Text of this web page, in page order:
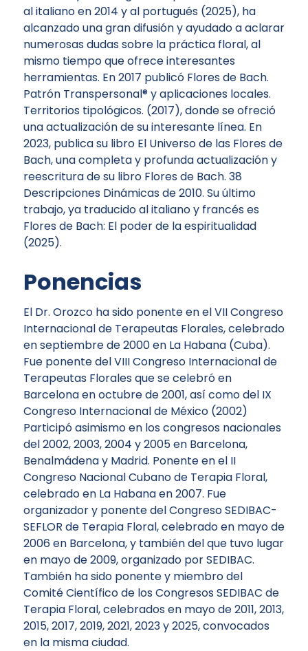
al italiano en 2014 y al portugués (2025), ha
alcanzado una gran difusión y ayudado a aclarar
numerosas dudas sobre la práctica floral, al
mismo tiempo que ofrece interesantes
herramientas. En 2017 publicó Flores de Bach.
Patrón Transpersonal® y aplicaciones locales.
Territorios tipológicos. (2017), donde se ofreció
una actualización de su interesante línea. En
2023, publica su libro El Universo de las Flores de
Bach, una completa y profunda actualización y
reescritura de su libro Flores de Bach. 38
Descripciones Dinámicas de 2010. Su último
trabajo, ya traducido al italiano y francés es
Flores de Bach: El poder de la espiritualidad
(2025).
Ponencias
El Dr. Orozco ha sido ponente en el VII Congreso
Internacional de Terapeutas Florales, celebrado
en septiembre de 2000 en La Habana (Cuba).
Fue ponente del VIII Congreso Internacional de
Terapeutas Florales que se celebró en
Barcelona en octubre de 2001, así como del IX
Congreso Internacional de México (2002)
Participó asimismo en los congresos nacionales
del 2002, 2003, 2004 y 2005 en Barcelona,
Benalmádena y Madrid. Ponente en el II
Congreso Nacional Cubano de Terapia Floral,
celebrado en La Habana en 2007. Fue
organizador y ponente del Congreso SEDIBAC-
SEFLOR de Terapia Floral, celebrado en mayo de
2006 en Barcelona, y también del que tuvo lugar
en mayo de 2009, organizado por SEDIBAC.
También ha sido ponente y miembro del
Comité Científico de los Congresos SEDIBAC de
Terapia Floral, celebrados en mayo de 2011, 2013,
2015, 2017, 2019, 2021, 2023 y 2025, convocados
en la misma ciudad.